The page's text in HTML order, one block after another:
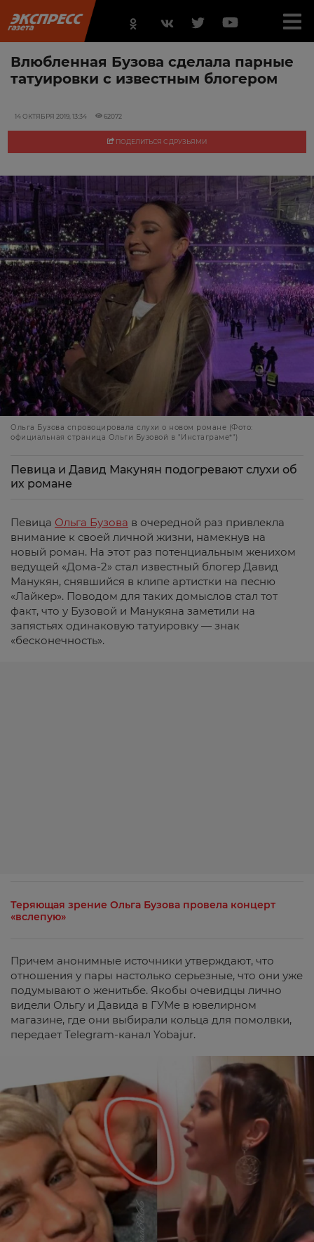
Влюбленная Бузова сделала парные
татуировки с известным блогером
14 ОКТЯБРЯ 2019, 13:34 62072
ПОДЕЛИТЬСЯ С ДРУЗЬЯМИ
Ольга Бузова спровоцировала слухи о новом романе (Фото:
официальная страница Ольги Бузовой в "Инстаграме*")
Певица и Давид Макунян подогревают слухи об
их романе
Певица Ольга Бузова в очередной раз привлекла
внимание к своей личной жизни, намекнув на
новый роман. На этот раз потенциальным женихом
ведущей «Дома-2» стал известный блогер Давид
Манукян, снявшийся в клипе артистки на песню
«Лайкер». Поводом для таких домыслов стал тот
факт, что у Бузовой и Манукяна заметили на
запястьях одинаковую татуировку — знак
«бесконечность».
Теряющая зрение Ольга Бузова провела концерт
«вслепую»
Причем анонимные источники утверждают, что
отношения у пары настолько серьезные, что они уже
подумывают о женитьбе. Якобы очевидцы лично
видели Ольгу и Давида в ГУМе в ювелирном
магазине, где они выбирали кольца для помолвки,
передает Telegram-канал Yobajur.